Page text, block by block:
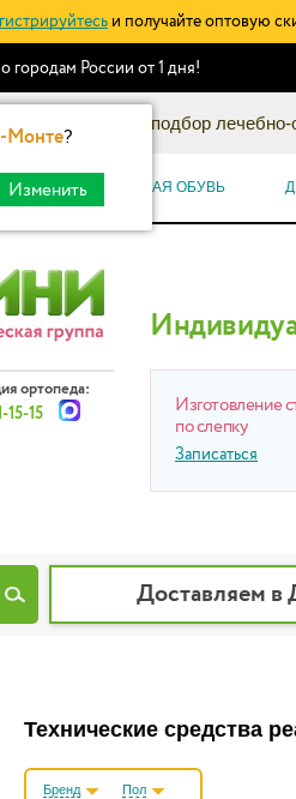
и получайте оптовую
Монте?
Изменить
городам России от 1 дня!
каталог: подбор
ОРТОПЕДИЧЕСКАЯ ОБУВЬ
ортопеда:
15-15
Изготовление
по слепку
Записаться
Доставляем
Технические средства
Бренд Пол